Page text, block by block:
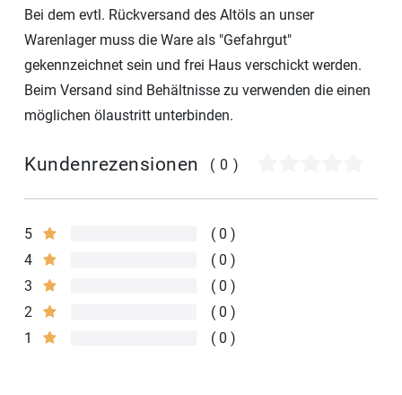
Bei dem evtl. Rückversand des Altöls an unser
Warenlager muss die Ware als "Gefahrgut"
gekennzeichnet sein und frei Haus verschickt werden.
Beim Versand sind Behältnisse zu verwenden die einen
möglichen ölaustritt unterbinden.
Kundenrezensionen (0)
5
0
4
0
3
0
2
0
1
0